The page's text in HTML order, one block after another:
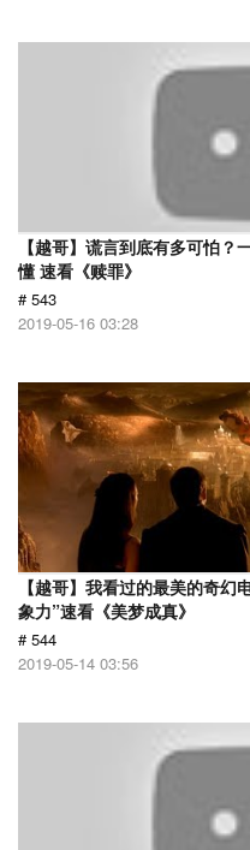
【越哥】谎言到底有多可怕
懂 速看《赎罪》
# 543
2019-05-16 03:28
【越哥】我看过的最美的奇
象力”速看《美梦成真》
# 544
2019-05-14 03:56